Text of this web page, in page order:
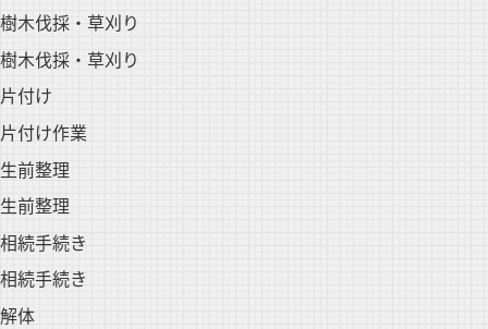
樹木伐採・草刈り
樹木伐採・草刈り
片付け
片付け作業
生前整理
生前整理
相続手続き
相続手続き
解体